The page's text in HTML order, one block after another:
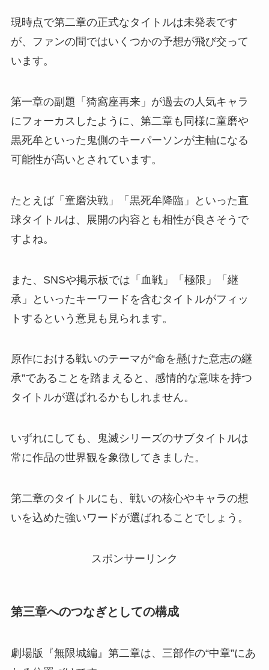
現時点で第二章の正式なタイトルは未発表です
が、ファンの間ではいくつかの予想が飛び交って
います。
第一章の副題「猗窩座再来」が過去の人気キャラ
にフォーカスしたように、第二章も同様に童磨や
黒死牟といった鬼側のキーパーソンが主軸になる
可能性が高いとされています。
たとえば「童磨決戦」「黒死牟降臨」といった直
球タイトルは、展開の内容とも相性が良さそうで
すよね。
また、SNSや掲示板では「血戦」「極限」「継
承」といったキーワードを含むタイトルがフィッ
トするという意見も見られます。
原作における戦いのテーマが“命を懸けた意志の継
承”であることを踏まえると、感情的な意味を持つ
タイトルが選ばれるかもしれません。
いずれにしても、鬼滅シリーズのサブタイトルは
常に作品の世界観を象徴してきました。
第二章のタイトルにも、戦いの核心やキャラの想
いを込めた強いワードが選ばれることでしょう。
スポンサーリンク
第三章へのつなぎとしての構成
劇場版『無限城編』第二章は、三部作の“中章”にあ